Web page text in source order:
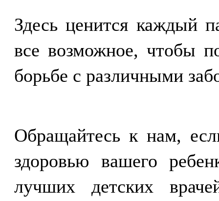
Здесь ценится каждый
все возможное, чтобы
борьбе с различными
Обращайтесь к нам,
здоровью вашего
лучших детских